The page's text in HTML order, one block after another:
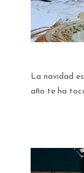
La navidad
año te ha